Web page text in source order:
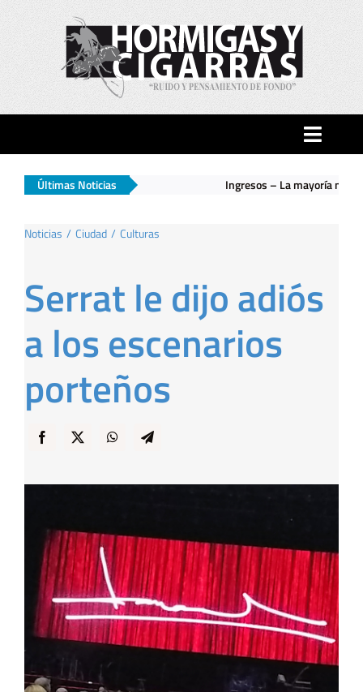
Toggle
Inicio
Ciudad
Actualidad
Hormigas…
… y Cigarras
Últimas Noticias Ingresos – La mayoría no llega al día 20
Noticias Ciudad Culturas
Serrat le dijo adiós
a los escenarios
porteños